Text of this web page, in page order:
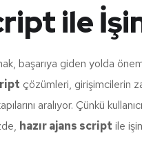
ile
başarıya giden yolda
çözümleri, girişimcilerin
aralıyor. Çünkü
hazır ajans script ile